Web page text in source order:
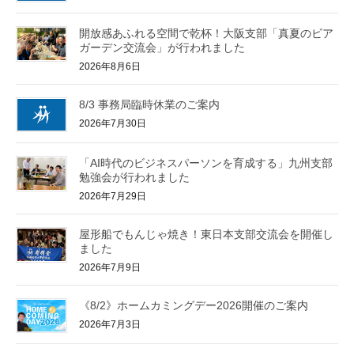
開放感あふれる空間で乾杯！大阪支部「真夏のビア
ガーデン交流会」が行われました
2026年8月6日
8/3 事務局臨時休業のご案内
2026年7月30日
「AI時代のビジネスパーソンを育成する」九州支部
勉強会が行われました
2026年7月29日
屋形船でもんじゃ焼き！東日本支部交流会を開催し
ました
2026年7月9日
《8/2》ホームカミングデー2026開催のご案内
2026年7月3日